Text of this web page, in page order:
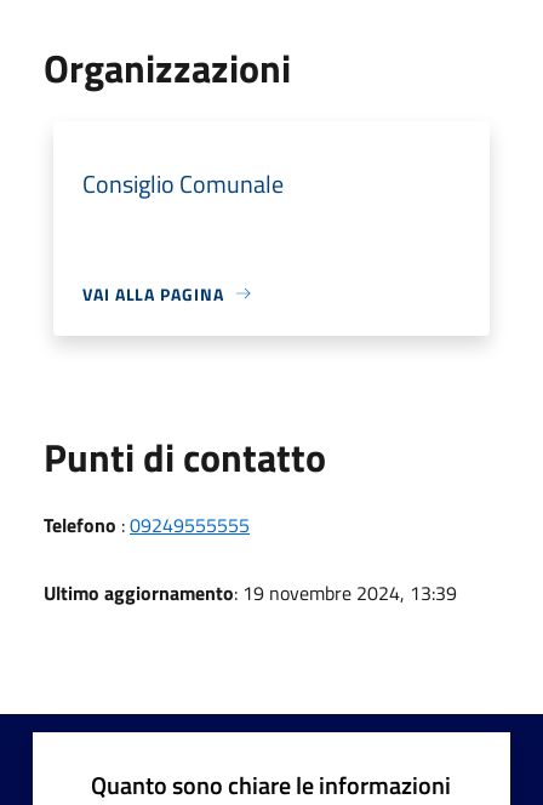
Organizzazioni
Consiglio Comunale
VAI ALLA PAGINA
Punti di contatto
Telefono :09249555555
Ultimo aggiornamento: 19 novembre 2024, 13:39
Quanto sono chiare le informazioni